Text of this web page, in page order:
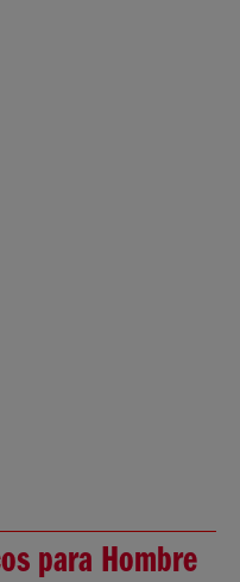
para Hombre